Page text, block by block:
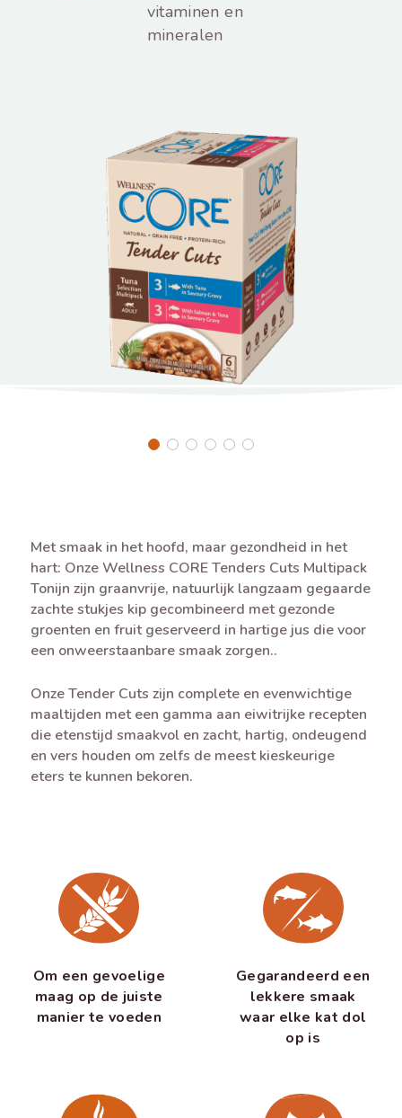
vitaminen en
mineralen
Met smaak in het hoofd, maar gezondheid in het
hart: Onze Wellness CORE Tenders Cuts Multipack
Tonijn zijn graanvrije, natuurlijk langzaam gegaarde
zachte stukjes kip gecombineerd met gezonde
groenten en fruit geserveerd in hartige jus die voor
een onweerstaanbare smaak zorgen..
Onze Tender Cuts zijn complete en evenwichtige
maaltijden met een gamma aan eiwitrijke recepten
die etenstijd smaakvol en zacht, hartig, ondeugend
en vers houden om zelfs de meest kieskeurige
eters te kunnen bekoren.
Om een gevoelige
maag op de juiste
manier te voeden
Gegarandeerd een
lekkere smaak
waar elke kat dol
op is